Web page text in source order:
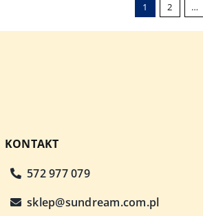
1 2 …
KONTAKT
572 977 079
sklep@sundream.com.pl